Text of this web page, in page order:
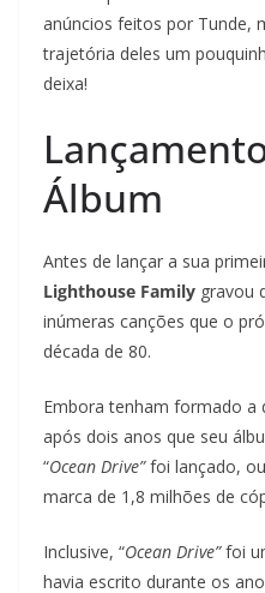
anúncios feitos por Tunde,
trajetória deles um
deixa!
Álbum
Antes de lançar a sua
Lighthouse Family gravou
inúmeras canções que o
década de 80.
Embora tenham formado a
após dois anos que seu
“Ocean Drive”foi lançado,
marca de 1,8 milhões de
Inclusive, “Ocean Drive”foi
havia escrito durante os